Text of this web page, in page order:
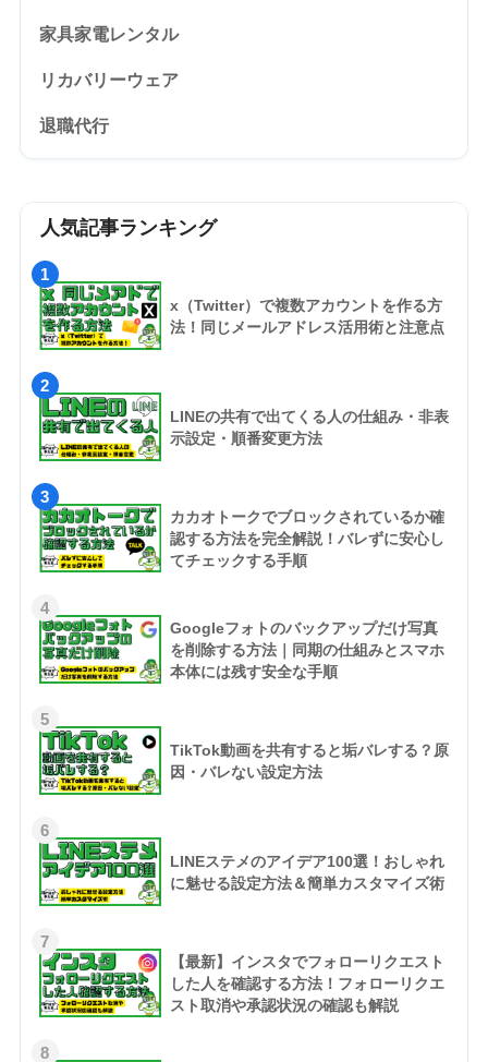
家具家電レンタル
リカバリーウェア
退職代行
人気記事ランキング
1
x（Twitter）で複数アカウントを作る方
法！同じメールアドレス活用術と注意点
2
LINEの共有で出てくる人の仕組み・非表
示設定・順番変更方法
3
カカオトークでブロックされているか確
認する方法を完全解説！バレずに安心し
てチェックする手順
4
Googleフォトのバックアップだけ写真
を削除する方法｜同期の仕組みとスマホ
本体には残す安全な手順
5
TikTok動画を共有すると垢バレする？原
因・バレない設定方法
6
LINEステメのアイデア100選！おしゃれ
に魅せる設定方法＆簡単カスタマイズ術
7
【最新】インスタでフォローリクエスト
した人を確認する方法！フォローリクエ
スト取消や承認状況の確認も解説
8